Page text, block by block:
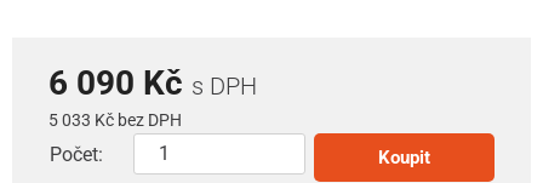
6 090 Kč s DPH
5 033 Kč bez DPH
Počet: Koupit